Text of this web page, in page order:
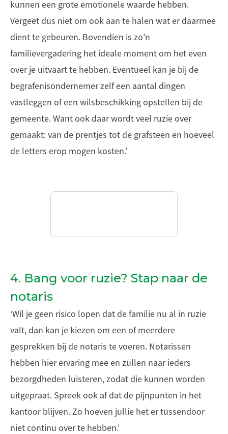
kunnen een grote emotionele waarde hebben.
Vergeet dus niet om ook aan te halen wat er daarmee
dient te gebeuren. Bovendien is zo’n
familievergadering het ideale moment om het even
over je uitvaart te hebben. Eventueel kan je bij de
begrafenisondernemer zelf een aantal dingen
vastleggen of een wilsbeschikking opstellen bij de
gemeente. Want ook daar wordt veel ruzie over
gemaakt: van de prentjes tot de grafsteen en hoeveel
de letters erop mogen kosten.’
4. Bang voor ruzie? Stap naar de
notaris
‘Wil je geen risico lopen dat de familie nu al in ruzie
valt, dan kan je kiezen om een of meerdere
gesprekken bij de notaris te voeren. Notarissen
hebben hier ervaring mee en zullen naar ieders
bezorgdheden luisteren, zodat die kunnen worden
uitgepraat. Spreek ook af dat de pijnpunten in het
kantoor blijven. Zo hoeven jullie het er tussendoor
niet continu over te hebben.’